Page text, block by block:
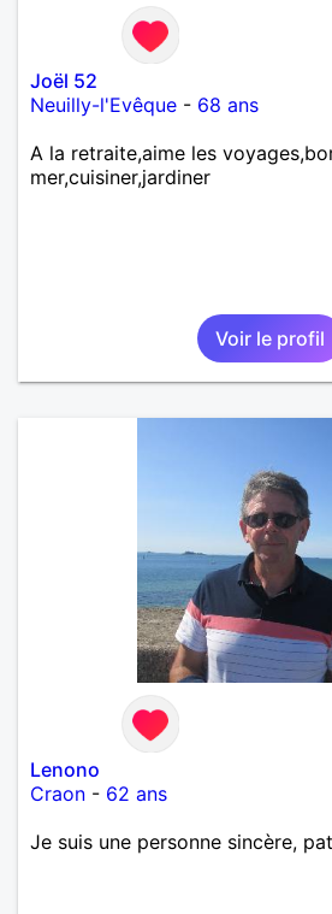
Joël 52
Neuilly-l'Evêque - 68 ans
A la retraite,aime les
mer,cuisiner,jardiner
Voir le profil
Lenono
Craon - 62 ans
Je suis une personne sincère,